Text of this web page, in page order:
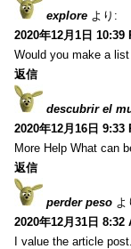
explore より:
2020年12月1日 10:39
Would you make a
返信
descubrir el
2020年12月16日 9:33
More Help What can
返信
perder peso よ
2020年12月31日 8:32
I value the article